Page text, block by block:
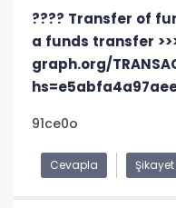
???? Transfer of
a funds transfer
graph.org/
91ce0o
Cevapla Şikayet